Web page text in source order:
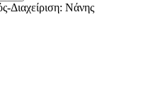
Διαχείριση: Νάνης